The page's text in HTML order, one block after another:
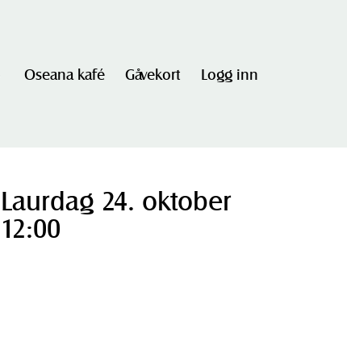
Oseana kafé Gåvekort Logg inn
Laurdag 24. oktober
12:00